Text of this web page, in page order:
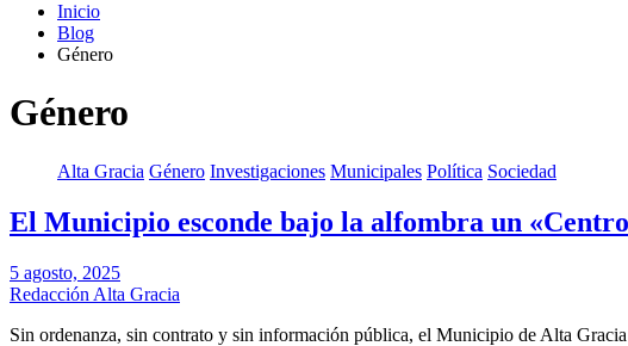
Inicio
Blog
Género
Género
Alta Gracia Género Investigaciones Municipales Política Sociedad
El Municipio esconde bajo la alfombra un
5 agosto, 2025
Redacción Alta Gracia
Sin ordenanza, sin contrato y sin información pública, el Municipio de Alta